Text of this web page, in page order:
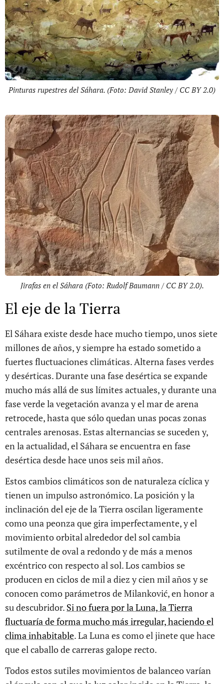
Pinturas rupestres del Sáhara. (Foto: David Stanley / CC BY 2.0)
Jirafas en el Sáhara (Foto: Rudolf Baumann / CC BY 2.0).
El eje de la Tierra
El Sáhara existe desde hace mucho tiempo, unos siete
millones de años, y siempre ha estado sometido a
fuertes fluctuaciones climáticas. Alterna fases verdes
y desérticas. Durante una fase desértica se expande
mucho más allá de sus límites actuales, y durante una
fase verde la vegetación avanza y el mar de arena
retrocede, hasta que sólo quedan unas pocas zonas
centrales arenosas. Estas alternancias se suceden y,
en la actualidad, el Sáhara se encuentra en fase
desértica desde hace unos seis mil años.
Estos cambios climáticos son de naturaleza cíclica y
tienen un impulso astronómico. La posición y la
inclinación del eje de la Tierra oscilan ligeramente
como una peonza que gira imperfectamente, y el
movimiento orbital alrededor del sol cambia
sutilmente de oval a redondo y de más a menos
excéntrico con respecto al sol. Los cambios se
producen en ciclos de mil a diez y cien mil años y se
conocen como parámetros de Milanković, en honor a
su descubridor. Si no fuera por la Luna, la Tierra
fluctuaría de forma mucho más irregular, haciendo el
clima inhabitable. La Luna es como el jinete que hace
que el caballo de carreras galope recto.
Todos estos sutiles movimientos de balanceo varían